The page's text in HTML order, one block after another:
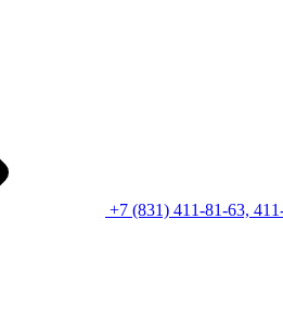
+7 (831) 411-81-63,